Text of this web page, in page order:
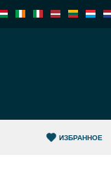
ИЗБРАННОЕ